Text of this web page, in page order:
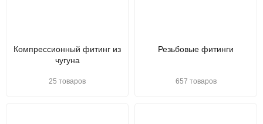
Компрессионный фитинг из
чугуна
25 товаров
Резьбовые фитинги
657 товаров